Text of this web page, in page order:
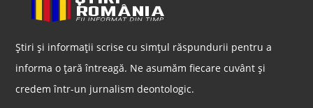
Știri și informații scrise cu simțul răspundurii pentru a
informa o țară întreagă. Ne asumăm fiecare cuvânt și
credem într-un jurnalism deontologic.